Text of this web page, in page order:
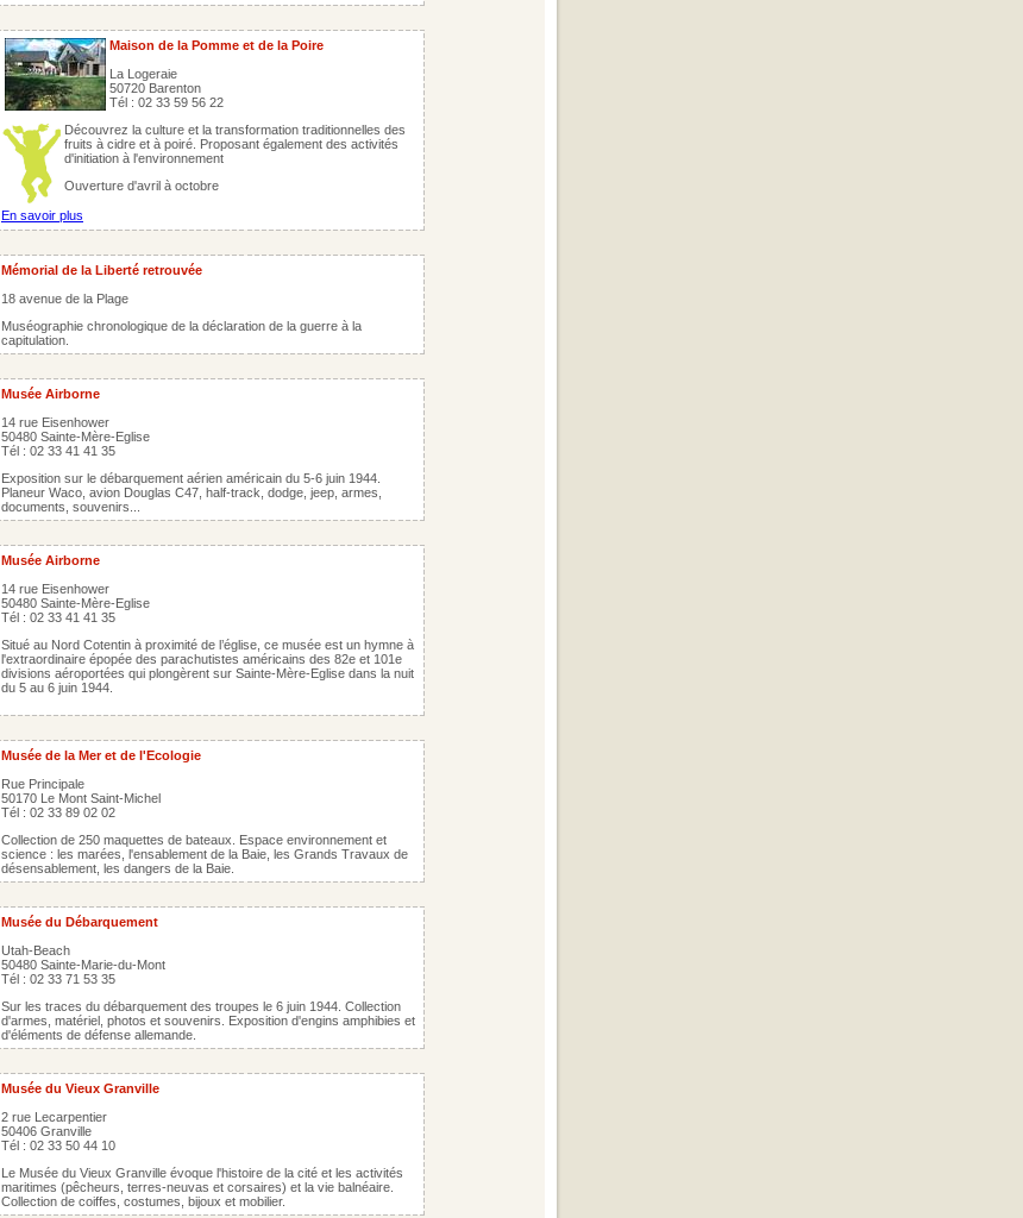
Maison de la Pomme et de la Poire
La Logeraie
50720 Barenton
Tél : 02 33 59 56 22
Découvrez la culture et la transformation traditionnelles des
fruits à cidre et à poiré. Proposant également des activités
d'initiation à l'environnement
Ouverture d'avril à octobre
En savoir plus
Mémorial de la Liberté retrouvée
18 avenue de la Plage
Muséographie chronologique de la déclaration de la guerre à la
capitulation.
Musée Airborne
14 rue Eisenhower
50480 Sainte-Mère-Eglise
Tél : 02 33 41 41 35
Exposition sur le débarquement aérien américain du 5-6 juin 1944.
Planeur Waco, avion Douglas C47, half-track, dodge, jeep, armes,
documents, souvenirs...
Musée Airborne
14 rue Eisenhower
50480 Sainte-Mère-Eglise
Tél : 02 33 41 41 35
Situé au Nord Cotentin à proximité de l’église, ce musée est un hymne à
l'extraordinaire épopée des parachutistes américains des 82e et 101e
divisions aéroportées qui plongèrent sur Sainte-Mère-Eglise dans la nuit
du 5 au 6 juin 1944.
Musée de la Mer et de l'Ecologie
Rue Principale
50170 Le Mont Saint-Michel
Tél : 02 33 89 02 02
Collection de 250 maquettes de bateaux. Espace environnement et
science : les marées, l'ensablement de la Baie, les Grands Travaux de
désensablement, les dangers de la Baie.
Musée du Débarquement
Utah-Beach
50480 Sainte-Marie-du-Mont
Tél : 02 33 71 53 35
Sur les traces du débarquement des troupes le 6 juin 1944. Collection
d'armes, matériel, photos et souvenirs. Exposition d'engins amphibies et
d'éléments de défense allemande.
Musée du Vieux Granville
2 rue Lecarpentier
50406 Granville
Tél : 02 33 50 44 10
Le Musée du Vieux Granville évoque l'histoire de la cité et les activités
maritimes (pêcheurs, terres-neuvas et corsaires) et la vie balnéaire.
Collection de coiffes, costumes, bijoux et mobilier.